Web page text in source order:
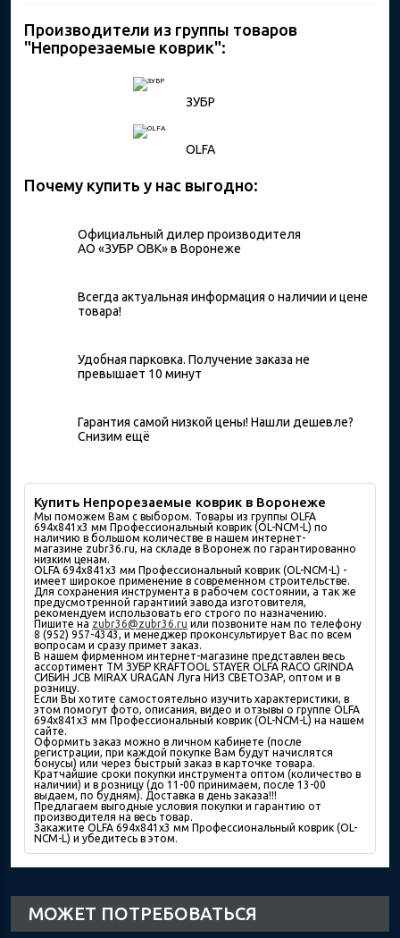
Производители из группы товаров
"Непрорезаемые коврик":
ЗУБР
OLFA
Почему купить у нас выгодно:
Официальный дилер производителя
АО «ЗУБР ОВК» в Воронеже
Всегда актуальная информация о наличии и цене
товара!
Удобная парковка. Получение заказа не
превышает 10 минут
Гарантия самой низкой цены! Нашли дешевле?
Снизим ещё
Купить Непрорезаемые коврик в Воронеже
Мы поможем Вам с выбором. Товары из группы OLFA
694х841х3 мм Профессиональный коврик (OL-NCM-L) по
наличию в большом количествe в нашем интернет-
магазине zubr36.ru, на складе в Воронеж по гарантированно
низким ценам.
OLFA 694х841х3 мм Профессиональный коврик (OL-NCM-L) -
имеет широкое применение в современном строительстве.
Для сохранения инструмента в рабочем состоянии, а так же
предусмотренной гарантиий завода изготовителя,
рекомендуем использовать его строго по назначению.
Пишите на zubr36@zubr36.ru или позвоните нам по телефону
8 (952) 957-4343, и менеджер проконсультирует Вас по всем
вопросам и сразу примет заказ.
В нашем фирменном интернет-магазине представлен весь
ассортимент ТМ ЗУБР KRAFTOOL STAYER OLFA RACO GRINDA
СИБИН JCB MIRAX URAGAN Луга НИЗ СВЕТОЗАР, оптом и в
розницу.
Если Вы хотите самостоятельно изучить характеристики, в
этом помогут фото, описания, видео и отзывы о группе OLFA
694х841х3 мм Профессиональный коврик (OL-NCM-L) на нашем
сайте.
Оформить заказ можно в личном кабинете (после
регистрации, при каждой покупке Вам будут начислятся
бонусы) или через быстрый заказ в карточке товара.
Кратчайшие сроки покупки инструмента оптом (количество в
наличии) и в розницу (до 11-00 принимаем, после 13-00
выдаем, по будням). Доставка в день заказа!!!
Предлагаем выгодные условия покупки и гарантию от
производителя на весь товар.
Закажите OLFA 694х841х3 мм Профессиональный коврик (OL-
NCM-L) и убедитесь в этом.
МОЖЕТ ПОТРЕБОВАТЬСЯ